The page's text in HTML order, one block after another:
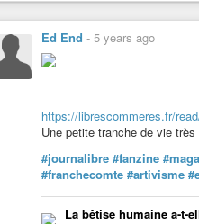
Non à la violence
Ed End - 5 years ago
https://librescommeres.fr/
Une petite tranche de vie
#journalibre #fanzine
#franchecomte #artivisme
La bêtise humaine a-t-